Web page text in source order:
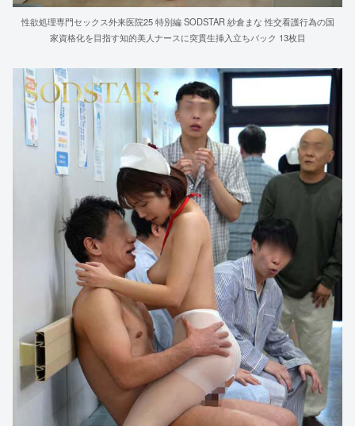
性欲処理専門セックス外来医院25 特別編 SODSTAR 紗倉まな 性交看護行為の国
家資格化を目指す知的美人ナースに突貫生挿入立ちバック 13枚目